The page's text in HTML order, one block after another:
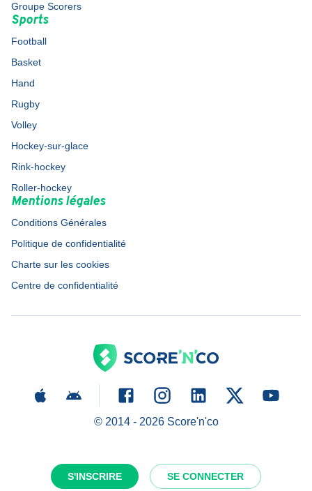
S'INSCRIRE SE CONNECTER
Groupe Scorers
Sports
Football
Basket
Hand
Rugby
Volley
Hockey-sur-glace
Rink-hockey
Roller-hockey
Mentions légales
Conditions Générales
Politique de confidentialité
Charte sur les cookies
Centre de confidentialité
© 2014 - 2026Score'n'co